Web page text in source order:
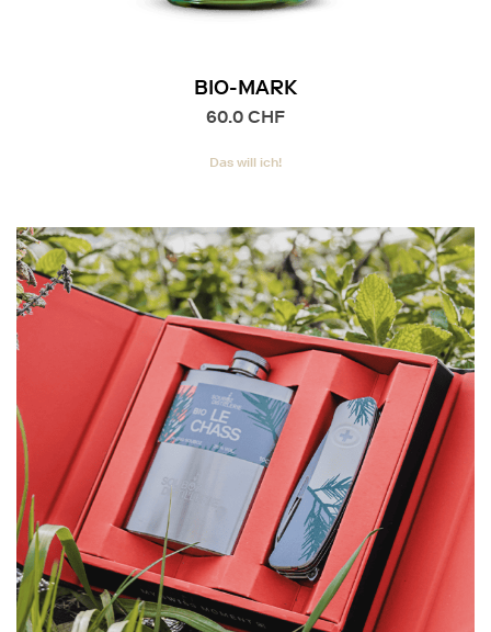
BIO-MARK
60.0 CHF
Das will ich!